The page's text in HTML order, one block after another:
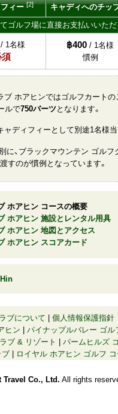
フィー[2]
キャディへのチッ
ゴルフ場に直接お支払いいた
/ 1名様
須
฿400 / 1名様
慣例
ブ ホアヒンではゴルフカートの
ルで750バーツ となります。
キャディフィーとして別途1名様
に、ブラックマウンテン ゴル
すのが慣例となっています。
ホアヒン コースの概要
ホアヒン 施設とレンタル用具
ホアヒン 地図とアクセス
ホアヒン スコアカード
ブについて
個人情報保護指針
ヒン
パイナップルバレー ゴル
ブ & リゾート
パームヒルズ
ブ
ロイヤル ホアヒン ゴルフ
Travel Co., Ltd. All rights